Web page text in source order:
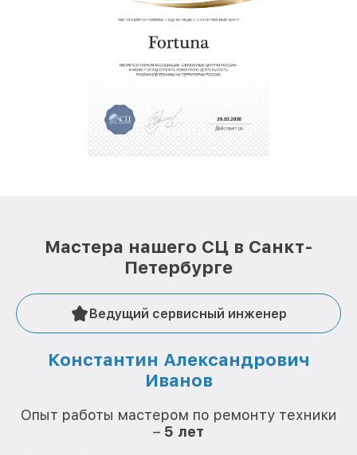
Мастера нашего СЦ в Санкт-
Петербурге
Ведущий сервисный инженер
Константин Александрович
Иванов
Опыт работы мастером по ремонту техники
– 5 лет